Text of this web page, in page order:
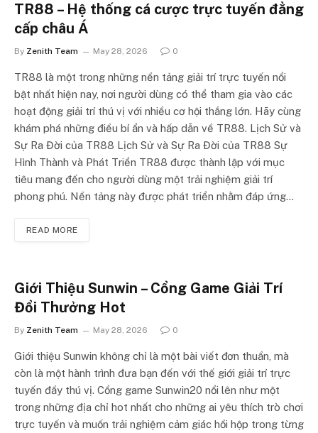
TR88 – Hệ thống cá cược trực tuyến đẳng
cấp châu Á
By Zenith Team May 28, 2026 0
TR88 là một trong những nền tảng giải trí trực tuyến nổi
bật nhất hiện nay, nơi người dùng có thể tham gia vào các
hoạt động giải trí thú vị với nhiều cơ hội thắng lớn. Hãy cùng
khám phá những điều bí ẩn và hấp dẫn về TR88. Lịch Sử và
Sự Ra Đời của TR88 Lịch Sử và Sự Ra Đời của TR88 Sự
Hình Thành và Phát Triển TR88 được thành lập với mục
tiêu mang đến cho người dùng một trải nghiệm giải trí
phong phú. Nền tảng này được phát triển nhằm đáp ứng…
READ MORE
Giới Thiệu Sunwin – Cổng Game Giải Trí
Đổi Thưởng Hot
By Zenith Team May 28, 2026 0
Giới thiệu Sunwin không chỉ là một bài viết đơn thuần, mà
còn là một hành trình đưa bạn đến với thế giới giải trí trực
tuyến đầy thú vị. Cổng game Sunwin20 nổi lên như một
trong những địa chỉ hot nhất cho những ai yêu thích trò chơi
trực tuyến và muốn trải nghiệm cảm giác hồi hộp trong từng